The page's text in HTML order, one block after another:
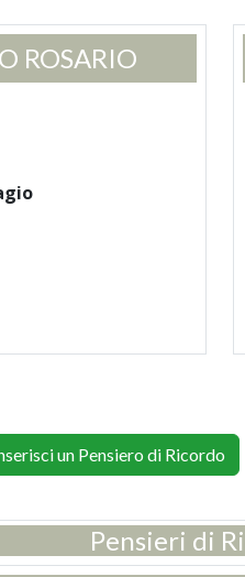
ROSARIO
un Pensiero di Ricordo
Pensieri di